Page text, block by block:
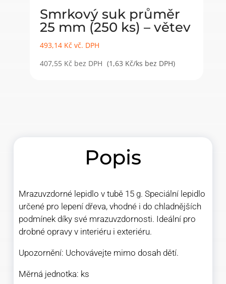
Smrkový suk průměr
25 mm (250 ks) – větev
493,14 Kč vč. DPH
407,55 Kč bez DPH (1,63 Kč/ks bez DPH)
Popis
Mrazuvzdorné lepidlo v tubě 15 g. Speciální lepidlo
určené pro lepení dřeva, vhodné i do chladnějších
podmínek díky své mrazuvzdornosti. Ideální pro
drobné opravy v interiéru i exteriéru.
Upozornění: Uchovávejte mimo dosah dětí.
Měrná jednotka: ks